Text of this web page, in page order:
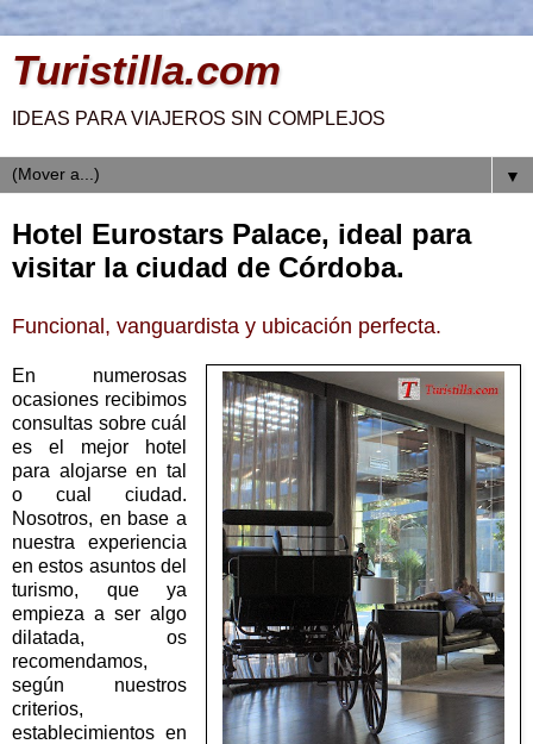
Turistilla.com
IDEAS PARA VIAJEROS SIN COMPLEJOS
▼
Hotel Eurostars Palace, ideal para
visitar la ciudad de Córdoba.
Funcional, vanguardista y ubicación perfecta.
En numerosas
ocasiones recibimos
consultas sobre cuál
es el mejor hotel
para alojarse en tal
o cual ciudad.
Nosotros, en base a
nuestra experiencia
en estos asuntos del
turismo, que ya
empieza a ser algo
dilatada, os
recomendamos,
según nuestros
criterios,
establecimientos en